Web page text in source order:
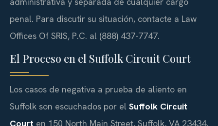
penal. Para discutir su situación, contacte a Law
Offices Of SRIS, P.C. al (888) 437-7747.
El Proceso en el Suffolk Circuit Court
Los casos de negativa a prueba de aliento en
Suffolk son escuchados por el Suffolk Circuit
Court en 150 North Main Street, Suffolk, VA 23434,